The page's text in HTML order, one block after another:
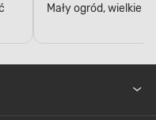
Mały ogród, wielkie